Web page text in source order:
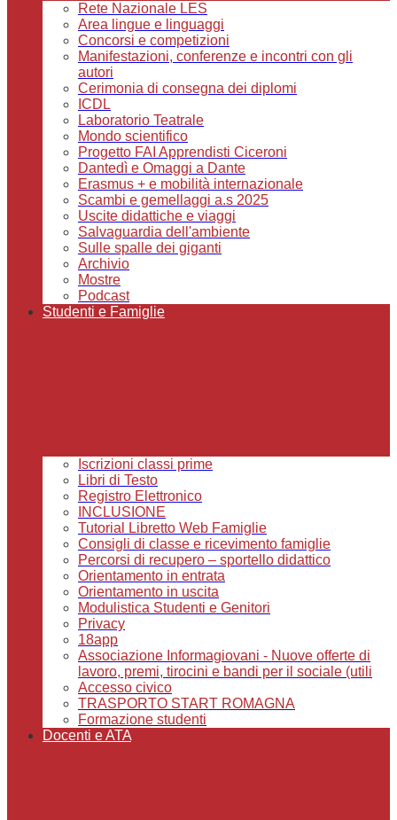
Rete Nazionale LES
Area lingue e linguaggi
Concorsi e competizioni
Manifestazioni, conferenze e incontri con gli
autori
Cerimonia di consegna dei diplomi
ICDL
Laboratorio Teatrale
Mondo scientifico
Progetto FAI Apprendisti Ciceroni
Dantedì e Omaggi a Dante
Erasmus + e mobilità internazionale
Scambi e gemellaggi a.s 2025
Uscite didattiche e viaggi
Salvaguardia dell'ambiente
Sulle spalle dei giganti
Archivio
Mostre
Podcast
Studenti e Famiglie
Iscrizioni classi prime
Libri di Testo
Registro Elettronico
INCLUSIONE
Tutorial Libretto Web Famiglie
Consigli di classe e ricevimento famiglie
Percorsi di recupero – sportello didattico
Orientamento in entrata
Orientamento in uscita
Modulistica Studenti e Genitori
Privacy
18app
Associazione Informagiovani - Nuove offerte di
lavoro, premi, tirocini e bandi per il sociale (utili
Accesso civico
TRASPORTO START ROMAGNA
Formazione studenti
Docenti e ATA